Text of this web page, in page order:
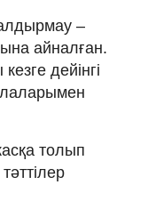
–
айналған.
дейінгі
толып